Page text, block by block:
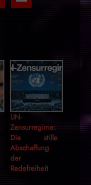
UN-
Zensurregime:
Die stille
Abschaffung
der
Redefreiheit